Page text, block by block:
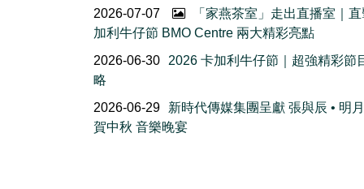
2026-07-07
「家燕茶室」走出直播室｜
加利牛仔節 BMO Centre 兩大精彩亮點
2026-06-30
2026 卡加利牛仔節｜超強精彩節
略
2026-06-29
新時代傳媒集團呈獻 張與辰 • 明
賀中秋 音樂晚宴